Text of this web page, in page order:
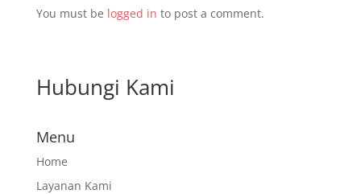
You must be logged in to post a comment.
Hubungi Kami
Menu
Home
Layanan Kami